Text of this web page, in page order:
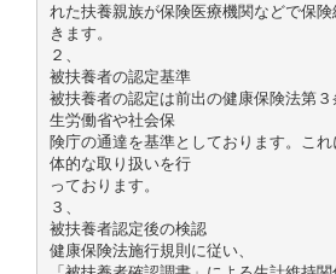
れた扶養親族が保険医療機関などで保
きます。
２、
被扶養者の認定基準
被扶養者の認定は前出の健康保険法第
生労働省や社会保
険庁の通達を基準としております。こ
体的な取り扱いを行
っております。
３、
被扶養者認定後の検認
健康保険法施行規則に従い、